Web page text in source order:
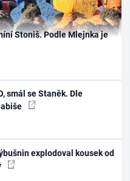
Stoniš. Podle Mlejnka je
smál se Staněk. Dle
explodoval kousek od